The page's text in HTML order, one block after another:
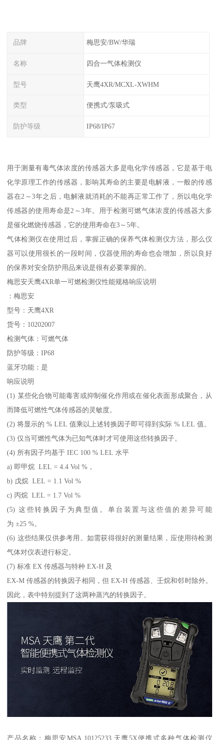
品牌 梅思安/BW/华瑞
名称 四合一气体检测仪
型号 天鹰4XR/MCXL-XWHM
类型 便携式/泵吸式
防护等级 IP68/IP67
用于测量有毒气体浓度的传感器大多是电化学传感器，它是基于电
化学原理工作的传感器，影响其寿命的主要是电解液，一般的传感
器在2～3年之后，电解液就消耗的不能再正常工作了，所以电化学
传感器的使用寿命是2～3年。用于检测可燃气体浓度的传感器大多
是催化燃烧传感器，它的使用寿命在3～5年。
气体检测仪在使用过后，掌握正确的保养气体检测仪方法，那么仪
器可以使用很长的一段时间，仪器使用的寿命也会增加，所以良好
的保养对安全防护用品来说是很有必要掌握的。
梅思安天鹰4XR单一可燃检测仪性能规格响应说明
：梅思安
型号：天鹰4XR
货号：10202007
检测气体：可燃气体
防护等级：IP68
蓝牙功能：是
响应说明
(1) 某些化合物可能毒害或抑制催化作用或在催化表面形成聚合，从
而降低可燃性气体传感器的灵敏度。
(2) 将显示的 % LEL 值乘以上述转换因子即可得到实际 % LEL 值。
(3) 仅当可燃性气体为已知气体时才可使用这些转换因子。
(4) 所有因子均基于 IEC 100 % LEL 水平
a) 即甲烷 LEL = 4.4 Vol %，
b) 戊烷 LEL = 1.1 Vol %
c) 丙烷 LEL = 1.7 Vol %
(5) 这些转换因子为典型值。单台装置与这些值的差异可能
为 ±25 %。
(6) 这些结果仅供参考用。如需获得很好的测量结果，应使用待检测
气体对仪表进行标定。
(7) 标准 EX 传感器与特种 EX-H 及
EX-M 传感器的转换因子相同，但 EX-H 传感器、壬烷和邻时除外。
因此，表中特别提到了这两种蒸汽的转换因子。
产品名称：梅思安MSA 10125233 天鹰5X便携式多种气体检测仪